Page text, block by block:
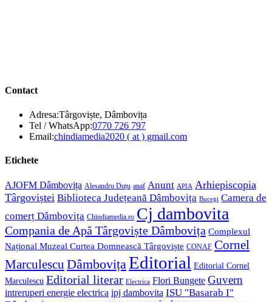
Contact
Adresa:Târgoviște, Dâmbovița
Tel / WhatsApp:0770 726 797Opens
in
Email:chindiamedia2020 ( at ) gmail.comOpens
Etichete
AJOFM Dâmbovița Alesandru Duțu anaf Anunt APIA Arhiepiscopia
Târgoviștei Biblioteca Județeană Dâmbovița Bucegi Camera de
comerț Dâmbovița Chindiamedia.ro Cj dambovita
Compania de Apă Târgoviște Dâmbovița Complexul
Național Muzeal Curtea Domnească Târgoviște CONAF Cornel
Marculescu DâmbovițaEditorial Editorial Cornel
Marculescu Editorial literar Electrica Flori Bungete Guvern
intreruperi energie electrica ipj dambovita ISU "Basarab I"